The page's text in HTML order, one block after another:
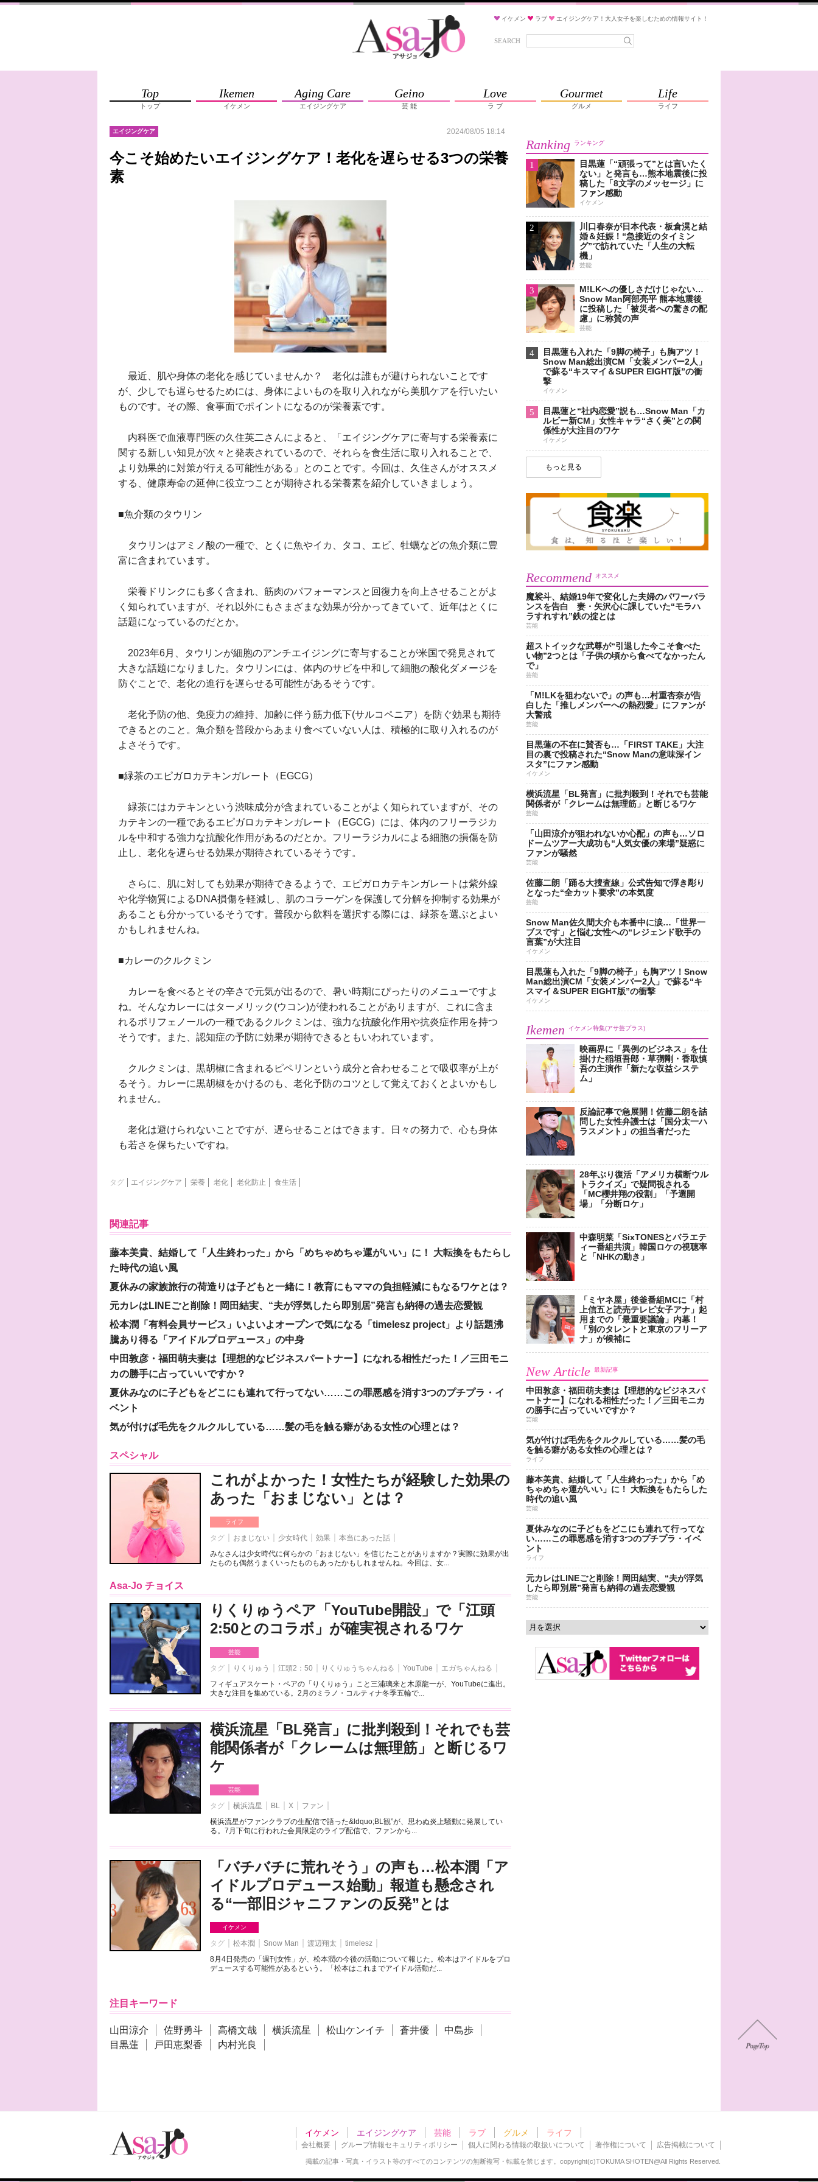
イケメン ラブ エイジングケア！大人女子を楽しむための情報サイト！
SEARCH
Top
トップ
Ikemen
イケメン
Aging Care
エイジングケア
Geino
芸 能
Love
ラ ブ
Gourmet
グルメ
Life
ライフ
エイジングケア 2024/08/05 18:14
今こそ始めたいエイジングケア！老化を遅らせる3つの栄養
素
最近、肌や身体の老化を感じていませんか？ 老化は誰もが避けられないことです
が、少しでも遅らせるためには、身体によいものを取り入れながら美肌ケアを行いたい
ものです。その際、食事面でポイントになるのが栄養素です。
内科医で血液専門医の久住英二さんによると、「エイジングケアに寄与する栄養素に
関する新しい知見が次々と発表されているので、それらを食生活に取り入れることで、
より効果的に対策が行える可能性がある」とのことです。今回は、久住さんがオススメ
する、健康寿命の延伸に役立つことが期待される栄養素を紹介していきましょう。
■魚介類のタウリン
タウリンはアミノ酸の一種で、とくに魚やイカ、タコ、エビ、牡蠣などの魚介類に豊
富に含まれています。
栄養ドリンクにも多く含まれ、筋肉のパフォーマンスと回復力を向上させることがよ
く知られていますが、それ以外にもさまざまな効果が分かってきていて、近年はとくに
話題になっているのだとか。
2023年6月、タウリンが細胞のアンチエイジングに寄与することが米国で発見されて
大きな話題になりました。タウリンには、体内のサビを中和して細胞の酸化ダメージを
防ぐことで、老化の進行を遅らせる可能性があるそうです。
老化予防の他、免疫力の維持、加齢に伴う筋力低下(サルコペニア）を防ぐ効果も期待
できるとのこと。魚介類を普段からあまり食べていない人は、積極的に取り入れるのが
よさそうです。
■緑茶のエピガロカテキンガレート（EGCG）
緑茶にはカテキンという渋味成分が含まれていることがよく知られていますが、その
カテキンの一種であるエピガロカテキンガレート（EGCG）には、体内のフリーラジカ
ルを中和する強力な抗酸化作用があるのだとか。フリーラジカルによる細胞の損傷を防
止し、老化を遅らせる効果が期待されているそうです。
さらに、肌に対しても効果が期待できるようで、エピガロカテキンガレートは紫外線
や化学物質によるDNA損傷を軽減し、肌のコラーゲンを保護して分解を抑制する効果が
あることも分かっているそうです。普段から飲料を選択する際には、緑茶を選ぶとよい
かもしれませんね。
■カレーのクルクミン
カレーを食べるとその辛さで元気が出るので、暑い時期にぴったりのメニューですよ
ね。そんなカレーにはターメリック(ウコン)が使われることがありますが、これに含ま
れるポリフェノールの一種であるクルクミンは、強力な抗酸化作用や抗炎症作用を持つ
そうです。また、認知症の予防に効果が期待できるともいわれています。
クルクミンは、黒胡椒に含まれるピペリンという成分と合わせることで吸収率が上が
るそう。カレーに黒胡椒をかけるのも、老化予防のコツとして覚えておくとよいかもし
れません。
老化は避けられないことですが、遅らせることはできます。日々の努力で、心も身体
も若さを保ちたいですね。
タグ エイジングケア 栄養 老化 老化防止 食生活
関連記事
藤本美貴、結婚して「人生終わった」から「めちゃめちゃ運がいい」に！ 大転換をもたらし
た時代の追い風
夏休みの家族旅行の荷造りは子どもと一緒に！教育にもママの負担軽減にもなるワケとは？
元カレはLINEごと削除！岡田結実、“夫が浮気したら即別居”発言も納得の過去恋愛観
松本潤「有料会員サービス」いよいよオープンで気になる「timelesz project」より話題沸
騰あり得る「アイドルプロデュース」の中身
中田敦彦・福田萌夫妻は【理想的なビジネスパートナー】になれる相性だった！／三田モニ
カの勝手に占っていいですか？
夏休みなのに子どもをどこにも連れて行ってない……この罪悪感を消す3つのプチプラ・イ
ベント
気が付けば毛先をクルクルしている……髪の毛を触る癖がある女性の心理とは？
スペシャル
これがよかった！女性たちが経験した効果の
あった「おまじない」とは？
ライフ
タグ おまじない 少女時代 効果
本当にあった話
みなさんは少女時代に何らかの「おまじない」を信じたことがありますか？実際に効果が出
たものも偶然うまくいったものもあったかもしれませんね。今回は、女...
Asa-Jo チョイス
りくりゅうペア「YouTube開設」で「江頭
2:50とのコラボ」が確実視されるワケ
芸能
タグ りくりゅう 江頭2：50 りくりゅうちゃんねる YouTube
エガちゃんねる
フィギュアスケート・ペアの「りくりゅう」こと三浦璃来と木原龍一が、YouTubeに進出。
大きな注目を集めている。2月のミラノ・コルティナ冬季五輪で...
横浜流星「BL発言」に批判殺到！それでも芸
能関係者が「クレームは無理筋」と断じるワ
ケ
芸能
タグ 横浜流星 BL X
ファン
横浜流星がファンクラブの生配信で語った&ldquo;BL観”が、思わぬ炎上騒動に発展してい
る。7月下旬に行われた会員限定のライブ配信で、ファンから...
「バチバチに荒れそう」の声も…松本潤「ア
イドルプロデュース始動」報道も懸念され
る“一部旧ジャニファンの反発”とは
イケメン
タグ 松本潤 Snow Man 渡辺翔太
timelesz
8月4日発売の「週刊女性」が、松本潤の今後の活動について報じた。松本はアイドルをプロ
デュースする可能性があるという。「松本はこれまでアイドル活動だ...
注目キーワード
山田涼介 佐野勇斗 高橋文哉 横浜流星 松山ケンイチ 蒼井優
中島歩
目黒蓮
戸田恵梨香 内村光良
Ranking ランキング
1
目黒蓮「“頑張って”とは言いたく
ない」と発言も…熊本地震後に投
稿した「8文字のメッセージ」に
ファン感動
イケメン
2
川口春奈が日本代表・板倉滉と結
婚＆妊娠！“急接近のタイミン
グ”で訪れていた「人生の大転
機」
芸能
3
M!LKへの優しさだけじゃない…
Snow Man阿部亮平 熊本地震後
に投稿した「被災者への驚きの配
慮」に称賛の声
芸能
4
目黒蓮も入れた「9脚の椅子」も胸アツ！
Snow Man総出演CM「女装メンバー2人」
で蘇る“キスマイ＆SUPER EIGHT版”の衝
撃
イケメン
5
目黒蓮と“社内恋愛”説も…Snow Man「カ
ルビー新CM」女性キャラ“さく美”との関
係性が大注目のワケ
イケメン
もっと見る
Recommend オススメ
魔裟斗、結婚19年で変化した夫婦のパワーバラ
ンスを告白 妻・矢沢心に課していた“モラハ
ラすれすれ”鉄の掟とは
芸能
超ストイックな武尊が“引退した今こそ食べた
い物”2つとは「子供の頃から食べてなかったん
で」
芸能
「M!LKを狙わないで」の声も…村重杏奈が告
白した「推しメンバーへの熱烈愛」にファンが
大警戒
芸能
目黒蓮の不在に賛否も…「FIRST TAKE」大注
目の裏で投稿された“Snow Manの意味深イン
スタ”にファン感動
イケメン
横浜流星「BL発言」に批判殺到！それでも芸能
関係者が「クレームは無理筋」と断じるワケ
芸能
「山田涼介が狙われないか心配」の声も…ソロ
ドームツアー大成功も“人気女優の来場”疑惑に
ファンが騒然
芸能
佐藤二朗「踊る大捜査線」公式告知で浮き彫り
となった“全カット要求”の本気度
芸能
Snow Man佐久間大介も本番中に涙…「世界一
ブスです」と悩む女性への“レジェンド歌手の
言葉”が大注目
イケメン
目黒蓮も入れた「9脚の椅子」も胸アツ！Snow
Man総出演CM「女装メンバー2人」で蘇る“キ
スマイ＆SUPER EIGHT版”の衝撃
イケメン
Ikemen イケメン特集(アサ芸プラス)
映画界に「異例のビジネス」を仕
掛けた稲垣吾郎・草彅剛・香取慎
吾の主演作「新たな収益システ
ム」
反論記事で急展開！佐藤二朗を詰
問した女性弁護士は「国分太一ハ
ラスメント」の担当者だった
28年ぶり復活「アメリカ横断ウル
トラクイズ」で疑問視される
「MC櫻井翔の役割」「予選開
場」「分断ロケ」
中森明菜「SixTONESとバラエテ
ィー番組共演」韓国ロケの視聴率
と「NHKの動き」
「ミヤネ屋」後釜番組MCに「村
上信五と読売テレビ女子アナ」起
用までの「最重要議論」内幕！
「別のタレントと東京のフリーア
ナ」が候補に
New Article 最新記事
中田敦彦・福田萌夫妻は【理想的なビジネスパ
ートナー】になれる相性だった！／三田モニカ
の勝手に占っていいですか？
芸能
気が付けば毛先をクルクルしている……髪の毛
を触る癖がある女性の心理とは？
ライフ
藤本美貴、結婚して「人生終わった」から「め
ちゃめちゃ運がいい」に！ 大転換をもたらした
時代の追い風
芸能
夏休みなのに子どもをどこにも連れて行ってな
い……この罪悪感を消す3つのプチプラ・イベ
ント
ライフ
元カレはLINEごと削除！岡田結実、“夫が浮気
したら即別居”発言も納得の過去恋愛観
芸能
イケメン エイジングケア 芸能 ラブ グルメ ライフ
会社概要 グループ情報セキュリティポリシー 個人に関わる情報の取扱いについて 著作権について 広告掲載について
掲載の記事・写真・イラスト等のすべてのコンテンツの無断複写・転載を禁じます。 copyright(c)TOKUMA SHOTEN@All Rights Reserved.